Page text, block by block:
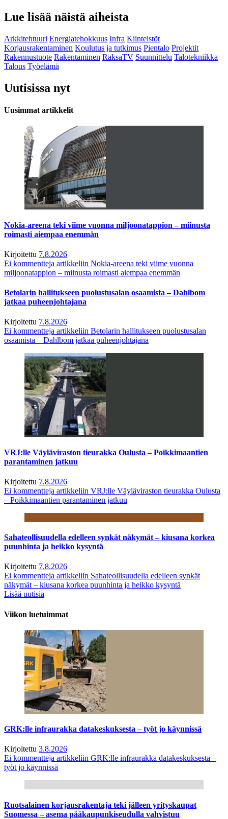
Lue lisää näistä aiheista
Arkkitehtuuri Energiatehokkuus Infra Kiinteistöt
Korjausrakentaminen Koulutus ja tutkimus Pientalo Projektit
Rakennustuote Rakentaminen RaksaTV Suunnittelu Talotekniikka
Talous Työelämä
Uutisissa nyt
Uusimmat artikkelit
Nokia-areena teki viime vuonna miljoonatappion – miinusta
roimasti aiempaa enemmän
Kirjoitettu 7.8.2026
Ei kommentteja artikkeliin Nokia-areena teki viime vuonna
miljoonatappion – miinusta roimasti aiempaa enemmän
Betolarin hallitukseen puolustusalan osaamista – Dahlbom
jatkaa puheenjohtajana
Kirjoitettu 7.8.2026
Ei kommentteja artikkeliin Betolarin hallitukseen puolustusalan
osaamista – Dahlbom jatkaa puheenjohtajana
VRJ:lle Väyläviraston tieurakka Oulusta – Poikkimaantien
parantaminen jatkuu
Kirjoitettu 7.8.2026
Ei kommentteja artikkeliin VRJ:lle Väyläviraston tieurakka Oulusta
– Poikkimaantien parantaminen jatkuu
Sahateollisuudella edelleen synkät näkymät – kiusana korkea
puunhinta ja heikko kysyntä
Kirjoitettu 7.8.2026
Ei kommentteja artikkeliin Sahateollisuudella edelleen synkät
näkymät – kiusana korkea puunhinta ja heikko kysyntä
Lisää uutisia
Viikon luetuimmat
GRK:lle infraurakka datakeskuksesta – työt jo käynnissä
Kirjoitettu 3.8.2026
Ei kommentteja artikkeliin GRK:lle infraurakka datakeskuksesta –
työt jo käynnissä
Ruotsalainen korjausrakentaja teki jälleen yrityskaupat
Suomessa – asema pääkaupunkiseudulla vahvistuu